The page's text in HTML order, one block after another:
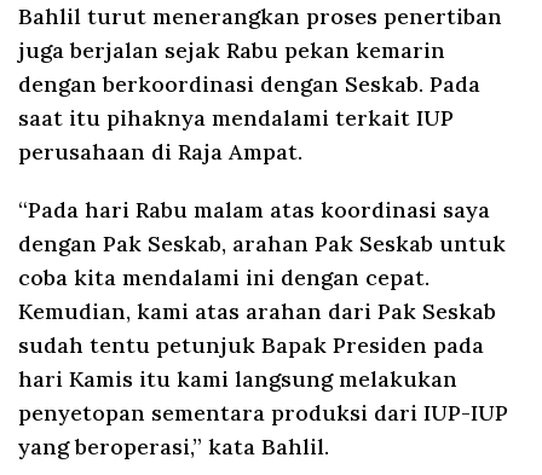
Bahlil turut menerangkan proses penertiban
juga berjalan sejak Rabu pekan kemarin
dengan berkoordinasi dengan Seskab. Pada
saat itu pihaknya mendalami terkait IUP
perusahaan di Raja Ampat.
“Pada hari Rabu malam atas koordinasi saya
dengan Pak Seskab, arahan Pak Seskab untuk
coba kita mendalami ini dengan cepat.
Kemudian, kami atas arahan dari Pak Seskab
sudah tentu petunjuk Bapak Presiden pada
hari Kamis itu kami langsung melakukan
penyetopan sementara produksi dari IUP-IUP
yang beroperasi,” kata Bahlil.